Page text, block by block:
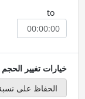
to
خيارات تغيير الحجم